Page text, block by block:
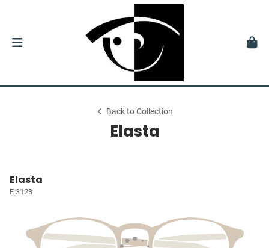
Back to Collection
Elasta
Elasta
E 3123